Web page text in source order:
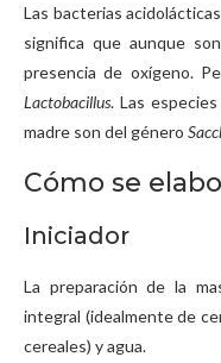
Las bacterias
significa que aunque
presencia de oxígeno.
Lactobacillus. Las
madre son del género
Cómo se
Iniciador
La preparación de la
integral (idealmente de
cereales) y agua.